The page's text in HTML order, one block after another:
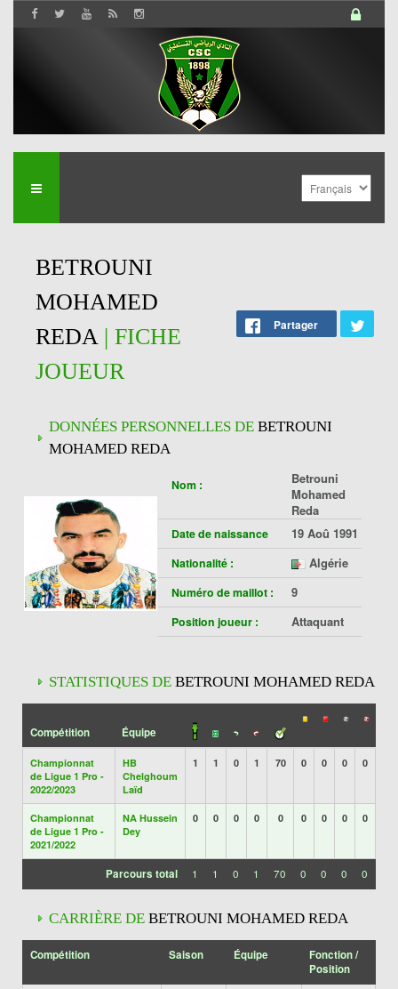
BETROUNI
MOHAMED
REDA| FICHE
JOUEUR
Partager
DONNÉES PERSONNELLES DE BETROUNI
MOHAMED REDA
Nom :
Betrouni
Mohamed
Reda
Date de naissance 19 Aoû 1991
Nationalité : Algérie
Numéro de maillot : 9
Position joueur : Attaquant
STATISTIQUES DE BETROUNI MOHAMED REDA
Compétition Équipe
Championnat
de Ligue 1 Pro -
2022/2023
HB
Chelghoum
Laïd
1 1 0 1 70 0 0 0 0
Championnat
de Ligue 1 Pro -
2021/2022
NA Hussein
Dey
0 0 0 0 0 0 0 0 0
Parcours total 1 1 0 1 70 0 0 0 0
CARRIÈRE DE BETROUNI MOHAMED REDA
Compétition Saison Équipe
Fonction /
Position